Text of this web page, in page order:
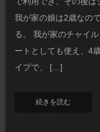
我が家の娘は2歳なの
る。 我が家のチャイ
ートとしても使え、4
イプで、 […]
続きを読む